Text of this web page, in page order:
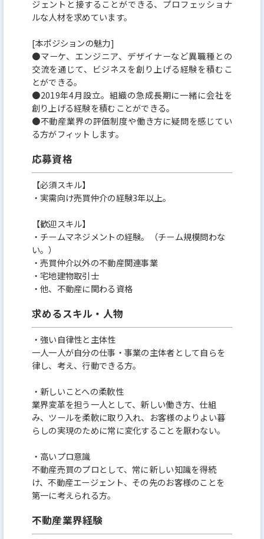
ジェントと接することができる、プロフェッショナ
ルな人材を求めています。
[本ポジションの魅力]
●マーケ、エンジニア、デザイナーなど異職種との
交流を通じて、ビジネスを創り上げる経験を積むこ
とができる。
●2019年4月設立。組織の急成長期に一緒に会社を
創り上げる経験を積むことができる。
●不動産業界の評価制度や働き方に疑問を感じてい
る方がフィットします。
応募資格
【必須スキル】
・実需向け売買仲介の経験3年以上。
【歓迎スキル】
・チームマネジメントの経験。（チーム規模問わな
い。）
・売買仲介以外の不動産関連事業
・宅地建物取引士
・他、不動産に関わる資格
求めるスキル・人物
・強い自律性と主体性
一人一人が自分の仕事・事業の主体者として自らを
律し、考え、行動できる方。
・新しいことへの柔軟性
業界変革を担う一人として、新しい働き方、仕組
み、ツールを柔軟に取り入れ、お客様のよりよい暮
らしの実現のために常に変化することを厭わない。
・高いプロ意識
不動産売買のプロとして、常に新しい知識を得続
け、不動産エージェント、その先のお客様のことを
第一に考えられる方。
不動産業界経験